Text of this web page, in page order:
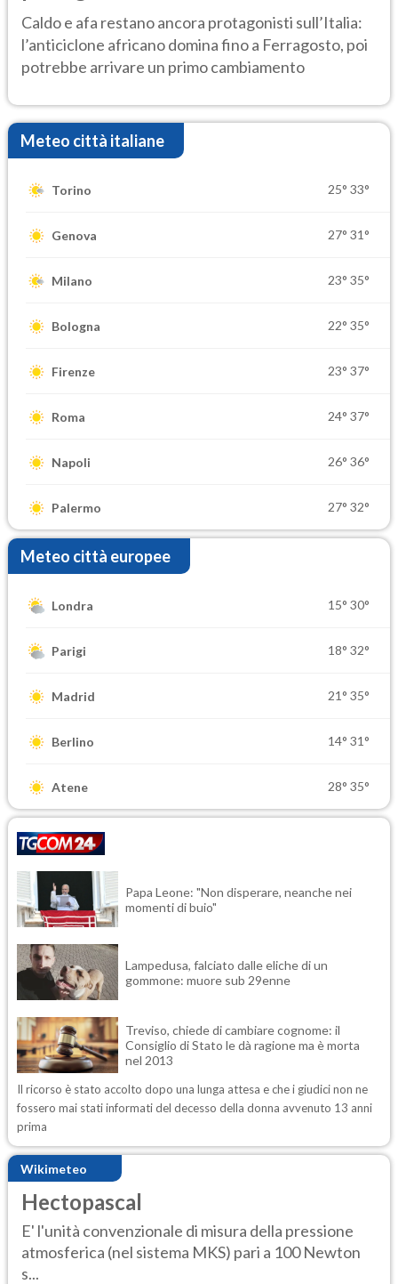
Caldo e afa restano ancora protagonisti sull’Italia:
l’anticiclone africano domina fino a Ferragosto, poi
potrebbe arrivare un primo cambiamento
Meteo città italiane
Torino 25° 33°
Genova 27° 31°
Milano 23° 35°
Bologna 22° 35°
Firenze 23° 37°
Roma 24° 37°
Napoli 26° 36°
Palermo 27° 32°
Meteo città europee
Londra 15° 30°
Parigi 18° 32°
Madrid 21° 35°
Berlino 14° 31°
Atene 28° 35°
Papa Leone: "Non disperare, neanche nei
momenti di buio"
Lampedusa, falciato dalle eliche di un
gommone: muore sub 29enne
Treviso, chiede di cambiare cognome: il
Consiglio di Stato le dà ragione ma è morta
nel 2013
Il ricorso è stato accolto dopo una lunga attesa e che i giudici non ne
fossero mai stati informati del decesso della donna avvenuto 13 anni
prima
Wikimeteo
Hectopascal
E' l'unità convenzionale di misura della pressione
atmosferica (nel sistema MKS) pari a 100 Newton
s...